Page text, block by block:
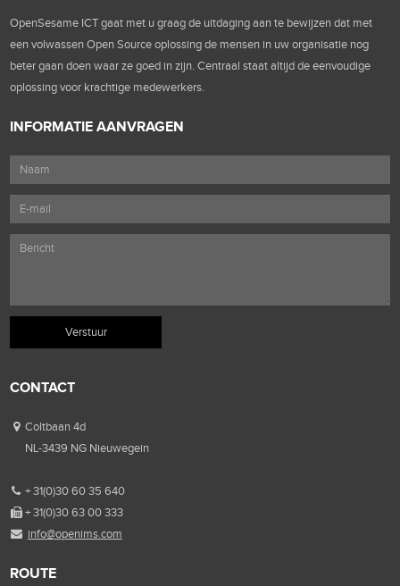
OpenSesame ICT gaat met u graag de uitdaging aan te bewijzen dat met
een volwassen Open Source oplossing de mensen in uw organisatie nog
beter gaan doen waar ze goed in zijn. Centraal staat altijd de eenvoudige
oplossing voor krachtige medewerkers.
INFORMATIE AANVRAGEN
CONTACT
Coltbaan 4d
NL-3439 NG Nieuwegein
+ 31(0)30 60 35 640
+ 31(0)30 63 00 333
info@openims.com
ROUTE